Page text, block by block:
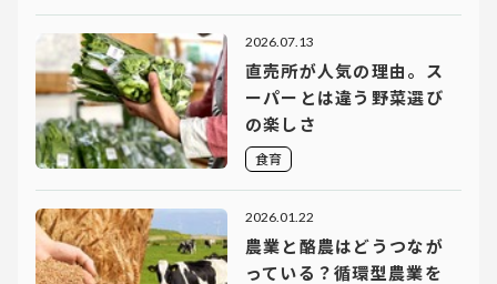
2026.07.13
直売所が人気の理由。ス
ーパーとは違う野菜選び
の楽しさ
食育
2026.01.22
農業と酪農はどうつなが
っている？循環型農業を